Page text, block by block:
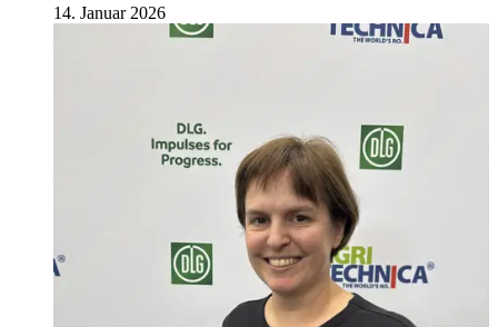
14. Januar 2026